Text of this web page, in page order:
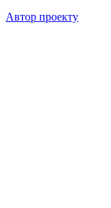
Автор проекту